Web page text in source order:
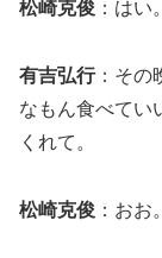
松崎克俊 ：はい。
有吉弘行：その
なもん食べてい
くれて。
松崎克俊 ：おお。